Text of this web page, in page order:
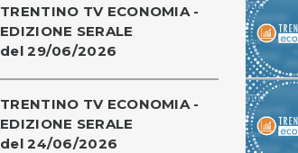
TRENTINO TV ECONOMIA -
EDIZIONE SERALE
del 29/06/2026
TRENTINO TV ECONOMIA -
EDIZIONE SERALE
del 24/06/2026